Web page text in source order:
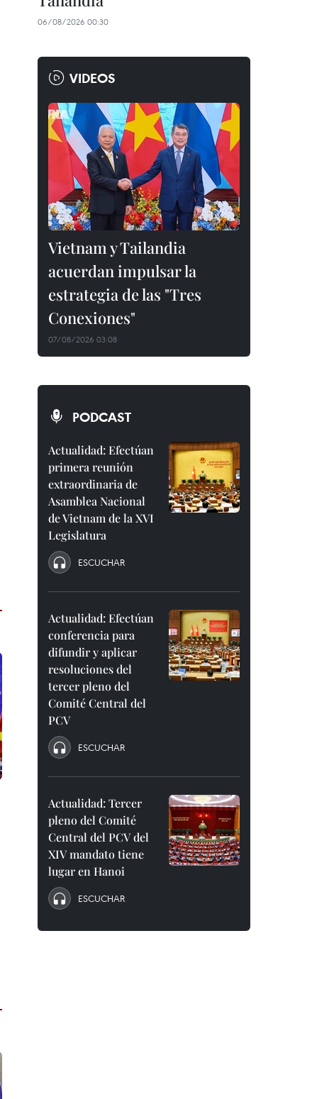
06/08/2026 00:30
VIDEOS
Vietnam y Tailandia
acuerdan impulsar la
estrategia de las "Tres
Conexiones"
07/08/2026 03:08
PODCAST
Actualidad: Efectúan
primera reunión
extraordinaria de
Asamblea Nacional
de Vietnam de la XVI
Legislatura
ESCUCHAR
Actualidad: Efectúan
conferencia para
difundir y aplicar
resoluciones del
tercer pleno del
Comité Central del
PCV
ESCUCHAR
Actualidad: Tercer
pleno del Comité
Central del PCV del
XIV mandato tiene
lugar en Hanoi
ESCUCHAR